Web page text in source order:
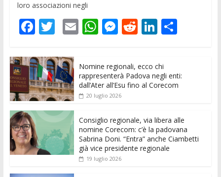
loro associazioni negli
F
e
b
o
o
k
T
itt
er
E
l
W
s
A
p
p
M
ss
e
n
er
R
di
t
Li
k
e
dI
C
di
vi
Nomine regionali, ecco chi
rappresenterà Padova negli enti:
dall’Ater all’Esu fino al Corecom
20 luglio 2026
Consiglio regionale, via libera alle
nomine Corecom: c’è la padovana
Sabrina Doni. “Entra” anche Ciambetti
già vice presidente regionale
19 luglio 2026